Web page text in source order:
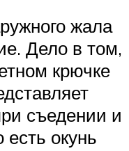
жала
Дело в том,
крючке
съедении и
есть окунь